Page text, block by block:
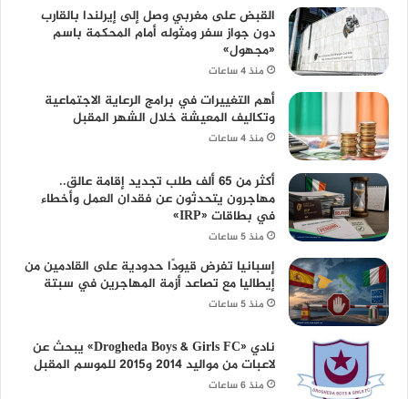
القبض على مغربي وصل إلى إيرلندا بالقارب
دون جواز سفر ومثوله أمام المحكمة باسم
«مجهول»
منذ 4 ساعات
أهم التغييرات في برامج الرعاية الاجتماعية
وتكاليف المعيشة خلال الشهر المقبل
منذ 4 ساعات
أكثر من 65 ألف طلب تجديد إقامة عالق..
مهاجرون يتحدثون عن فقدان العمل وأخطاء
في بطاقات «IRP»
منذ 5 ساعات
إسبانيا تفرض قيودًا حدودية على القادمين من
إيطاليا مع تصاعد أزمة المهاجرين في سبتة
منذ 5 ساعات
نادي «Drogheda Boys & Girls FC» يبحث عن
لاعبات من مواليد 2014 و2015 للموسم المقبل
منذ 6 ساعات